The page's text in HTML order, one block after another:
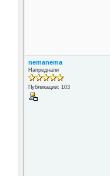
nemanema
Напреднали
Публикации: 103